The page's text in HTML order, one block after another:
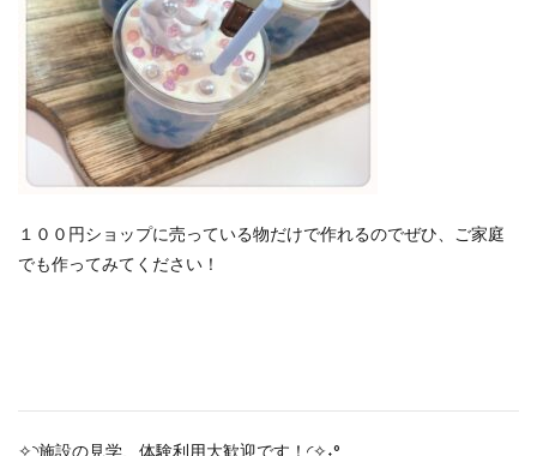
１００円ショップに売っている物だけで作れるのでぜひ、ご家庭
でも作ってみてください！
✧◝施設の見学、体験利用大歓迎です！◜✧˖°